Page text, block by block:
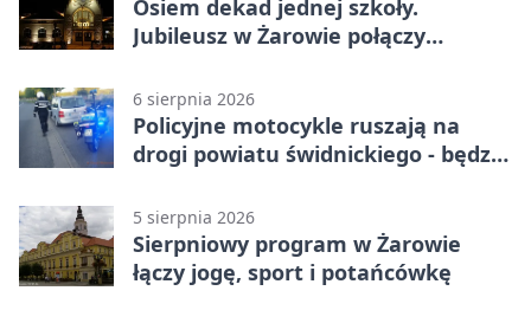
Osiem dekad jednej szkoły.
Jubileusz w Żarowie połączy
6 sierpnia 2026
Policyjne motocykle ruszają na
drogi powiatu świdnickiego - będzie
5 sierpnia 2026
Sierpniowy program w Żarowie
łączy jogę, sport i potańcówkę